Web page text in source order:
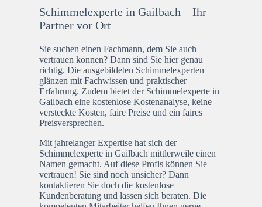
Schimmelexperte in Gailbach – Ihr
Partner vor Ort
Sie suchen einen Fachmann, dem Sie auch
vertrauen können? Dann sind Sie hier genau
richtig. Die ausgebildeten Schimmelexperten
glänzen mit Fachwissen und praktischer
Erfahrung. Zudem bietet der Schimmelexperte in
Gailbach eine kostenlose Kostenanalyse, keine
versteckte Kosten, faire Preise und ein faires
Preisversprechen.
Mit jahrelanger Expertise hat sich der
Schimmelexperte in Gailbach mittlerweile einen
Namen gemacht. Auf diese Profis können Sie
vertrauen! Sie sind noch unsicher? Dann
kontaktieren Sie doch die kostenlose
Kundenberatung und lassen sich beraten. Die